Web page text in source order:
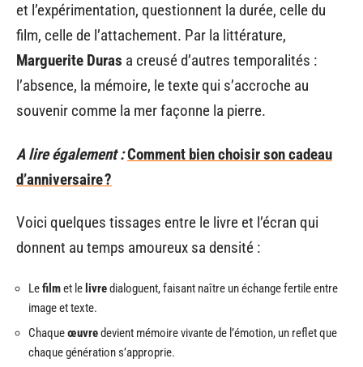
et l’expérimentation, questionnent la durée, celle du
film, celle de l’attachement. Par la littérature,
Marguerite Duras a creusé d’autres temporalités :
l’absence, la mémoire, le texte qui s’accroche au
souvenir comme la mer façonne la pierre.
A lire également :Comment bien choisir son cadeau
d’anniversaire ?
Voici quelques tissages entre le livre et l’écran qui
donnent au temps amoureux sa densité :
Lefilmet le livredialoguent, faisant naître un échange fertile entre
image et texte.
Chaqueœuvredevient mémoire vivante de l’émotion, un reflet que
chaque génération s’approprie.